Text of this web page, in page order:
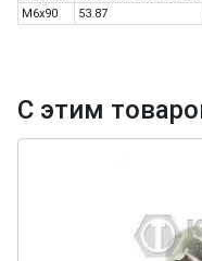
M6x90
53.87
С этим